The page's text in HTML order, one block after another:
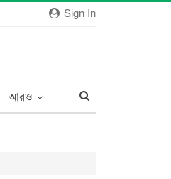
Sign In
আরও